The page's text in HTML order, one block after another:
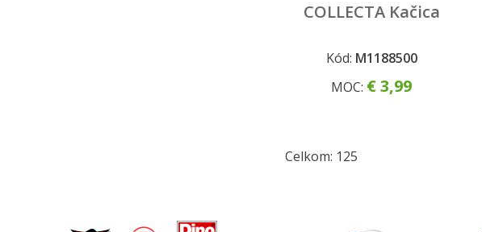
COLLECTA Kačica
Kód: M1188500
MOC: € 3,99
Celkom: 125